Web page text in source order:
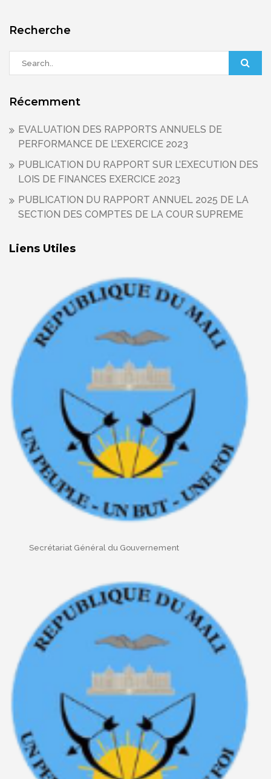
Recherche
Récemment
EVALUATION DES RAPPORTS ANNUELS DE
PERFORMANCE DE L’EXERCICE 2023
PUBLICATION DU RAPPORT SUR L’EXECUTION DES
LOIS DE FINANCES EXERCICE 2023
PUBLICATION DU RAPPORT ANNUEL 2025 DE LA
SECTION DES COMPTES DE LA COUR SUPREME
Liens Utiles
Secrétariat Général du Gouvernement